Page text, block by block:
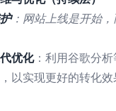
：网站上线是开始
优化：利用谷歌分
以实现更好的转化效